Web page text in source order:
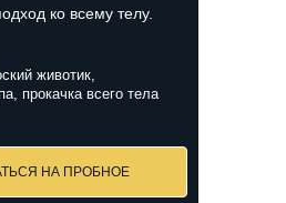
ко всему телу.
животик,
прокачка всего тела
НА ПРОБНОЕ